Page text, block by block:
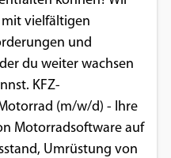
vielfältigen
und
du weiter wachsen
KFZ-
(m/w/d) - Ihre
Motorradsoftware auf
Umrüstung von